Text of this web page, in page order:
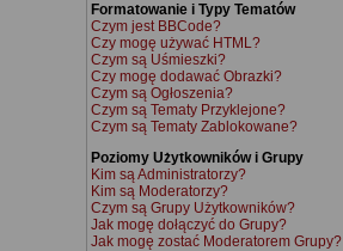
Formatowanie i Typy Tematów
Czym jest BBCode?
Czy mogę używać HTML?
Czym są Uśmieszki?
Czy mogę dodawać Obrazki?
Czym są Ogłoszenia?
Czym są Tematy Przyklejone?
Czym są Tematy Zablokowane?
Poziomy Użytkowników i Grupy
Kim są Administratorzy?
Kim są Moderatorzy?
Czym są Grupy Użytkowników?
Jak mogę dołączyć do Grupy?
Jak mogę zostać Moderatorem Grupy?